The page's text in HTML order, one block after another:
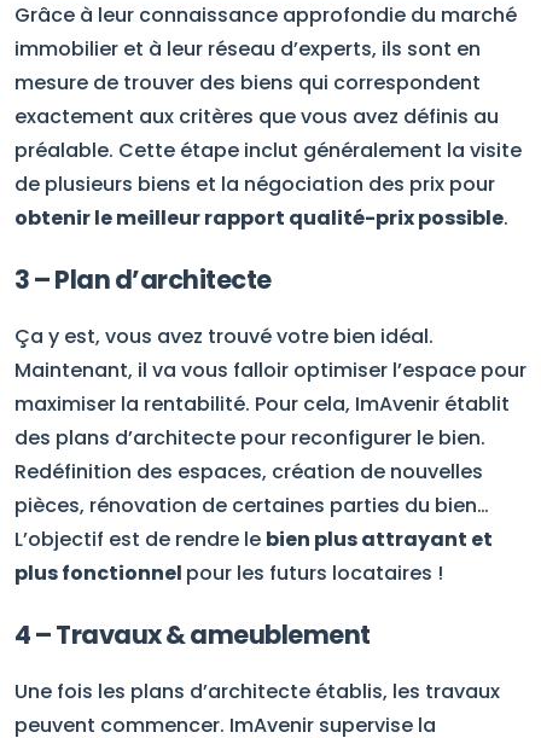
Grâce à leur connaissance approfondie du marché
immobilier et à leur réseau d’experts, ils sont en
mesure de trouver des biens qui correspondent
exactement aux critères que vous avez définis au
préalable. Cette étape inclut généralement la visite
de plusieurs biens et la négociation des prix pour
obtenir le meilleur rapport qualité-prix possible.
3 – Plan d’architecte
Ça y est, vous avez trouvé votre bien idéal.
Maintenant, il va vous falloir optimiser l’espace pour
maximiser la rentabilité. Pour cela, ImAvenir établit
des plans d’architecte pour reconfigurer le bien.
Redéfinition des espaces, création de nouvelles
pièces, rénovation de certaines parties du bien…
L’objectif est de rendre le bien plus attrayant et
plus fonctionnel pour les futurs locataires !
4 – Travaux & ameublement
Une fois les plans d’architecte établis, les travaux
peuvent commencer. ImAvenir supervise la